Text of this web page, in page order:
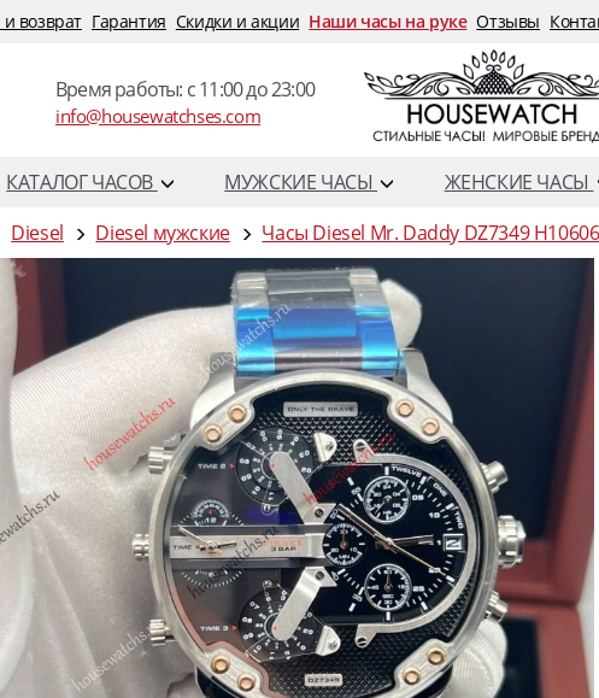
возврат Гарантия Скидки и акции Наши часы на руке Отзывы
Время работы: c 11:00 до 23:00
info@housewatchses.com
КАТАЛОГ ЧАСОВ МУЖСКИЕ ЧАСЫ ЖЕНСКИЕ ЧАСЫ
Diesel Diesel мужские Часы Diesel Mr. Daddy DZ7349